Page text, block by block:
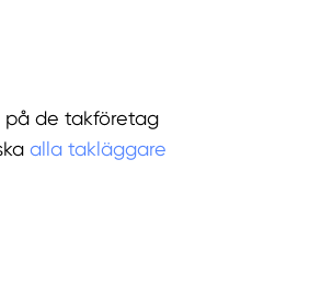
på de takföretag
alla takläggare